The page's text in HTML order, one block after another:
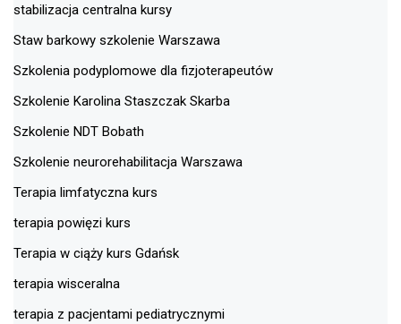
stabilizacja centralna kursy
Staw barkowy szkolenie Warszawa
Szkolenia podyplomowe dla fizjoterapeutów
Szkolenie Karolina Staszczak Skarba
Szkolenie NDT Bobath
Szkolenie neurorehabilitacja Warszawa
Terapia limfatyczna kurs
terapia powięzi kurs
Terapia w ciąży kurs Gdańsk
terapia wisceralna
terapia z pacjentami pediatrycznymi